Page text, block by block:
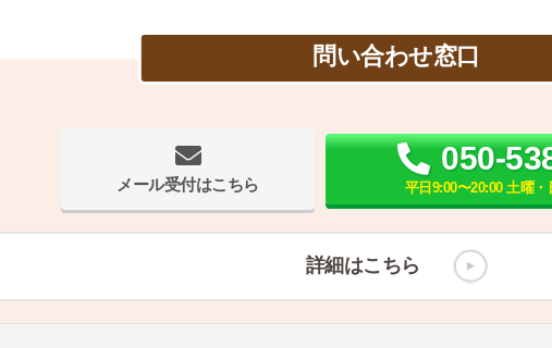
問い合わせ窓口
メール受付はこちら
050-
平日9:00〜20:00 土曜・
詳細はこちら